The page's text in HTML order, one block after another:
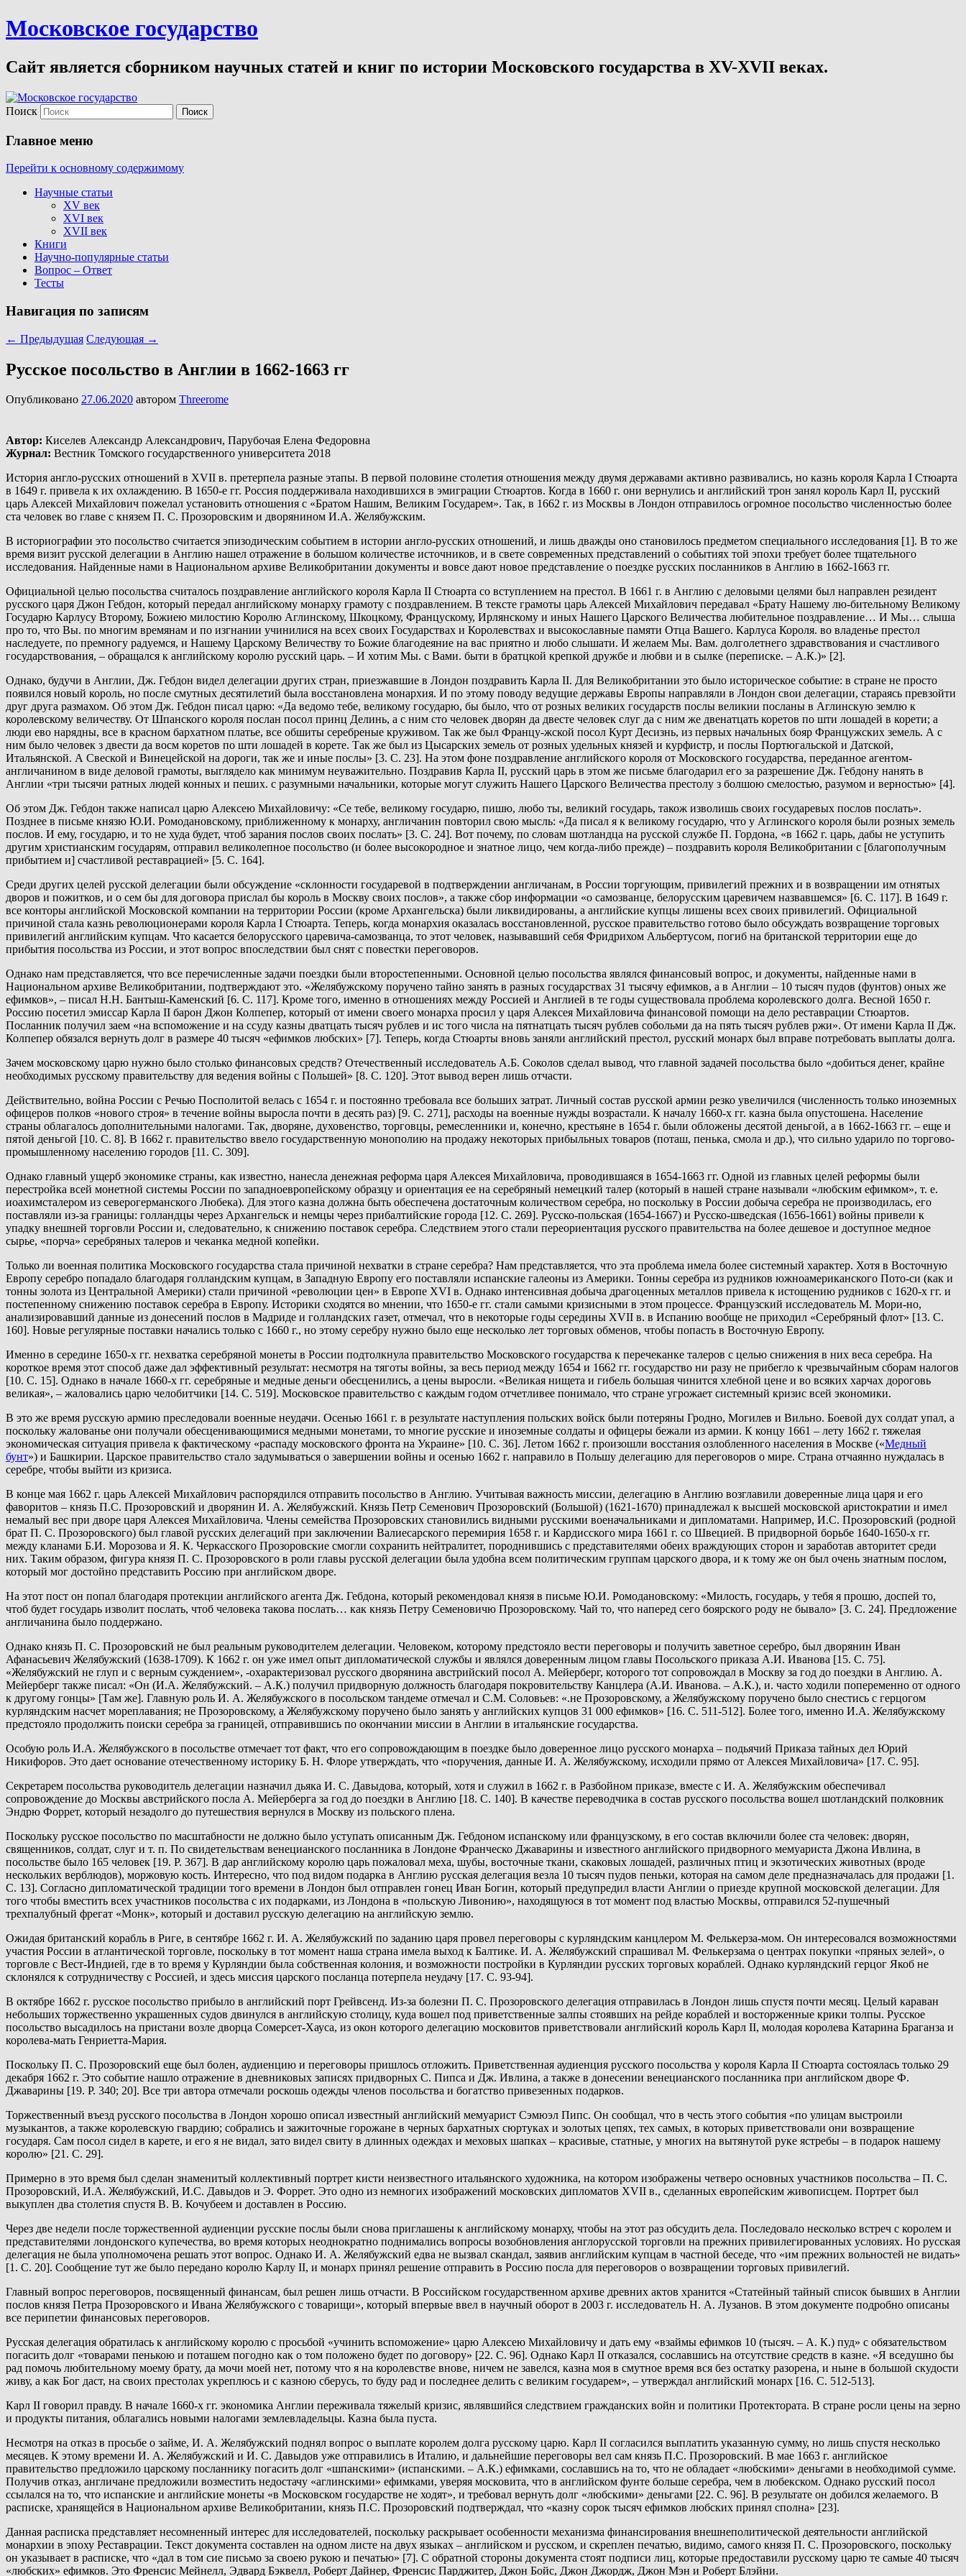
Московское государство
Сайт является сборником научных статей и книг по истории Московского государства в XV-XVII веках.
Поиск
Главное меню
Перейти к основному содержимому
Научные статьи
XV век
XVI век
XVII век
Книги
Научно-популярные статьи
Вопрос – Ответ
Тесты
Навигация по записям
← Предыдущая Следующая →
Русское посольство в Англии в 1662-1663 гг
Опубликовано 27.06.2020 автором Threerome
Автор: Киселев Александр Александрович, Парубочая Елена Федоровна
Журнал: Вестник Томского государственного университета 2018
История англо-русских отношений в XVII в. претерпела разные этапы. В первой половине столетия отношения между двумя державами активно развивались, но казнь короля Карла I Стюарта
в 1649 г. привела к их охлаждению. В 1650-е гг. Россия поддерживала находившихся в эмиграции Стюартов. Когда в 1660 г. они вернулись и английский трон занял король Карл II, русский
царь Алексей Михайлович пожелал установить отношения с «Братом Нашим, Великим Государем». Так, в 1662 г. из Москвы в Лондон отправилось огромное посольство численностью более
ста человек во главе с князем П. С. Прозоровским и дворянином И.А. Желябужским.
В историографии это посольство считается эпизодическим событием в истории англо-русских отношений, и лишь дважды оно становилось предметом специального исследования [1]. В то же
время визит русской делегации в Англию нашел отражение в большом количестве источников, и в свете современных представлений о событиях той эпохи требует более тщательного
исследования. Найденные нами в Национальном архиве Великобритании документы и вовсе дают новое представление о поездке русских посланников в Англию в 1662-1663 гг.
Официальной целью посольства считалось поздравление английского короля Карла II Стюарта со вступлением на престол. В 1661 г. в Англию с деловыми целями был направлен резидент
русского царя Джон Гебдон, который передал английскому монарху грамоту с поздравлением. В тексте грамоты царь Алексей Михайлович передавал «Брату Нашему лю-бительному Великому
Государю Карлусу Второму, Божиею милостию Королю Аглинскому, Шкоцкому, Францускому, Ирлянскому и иных Нашего Царского Величества любительное поздравление… И Мы… слыша
про то, что Вы. по многим времянам и по изгнании учинилися на всех своих Государствах и Королевствах и высокославные памяти Отца Вашего. Карлуса Короля. во владенье престол
наследуете, по премногу радуемся, и Нашему Царскому Величеству то Божие благодеяние на вас приятно и любо слышати. И желаем Мы. Вам. долголетнего здравствования и счастливого
государствования, – обращался к английскому королю русский царь. – И хотим Мы. с Вами. быти в братцкой крепкой дружбе и любви и в сылке (переписке. – А.К.)» [2].
Однако, будучи в Англии, Дж. Гебдон видел делегации других стран, приезжавшие в Лондон поздравить Карла II. Для Великобритании это было историческое событие: в стране не просто
появился новый король, но после смутных десятилетий была восстановлена монархия. И по этому поводу ведущие державы Европы направляли в Лондон свои делегации, стараясь превзойти
друг друга размахом. Об этом Дж. Гебдон писал царю: «Да ведомо тебе, великому государю, бы было, что от розных великих государств послы великии посланы в Аглинскую землю к
королевскому величеству. От Шпанского короля послан посол принц Делинь, а с ним сто человек дворян да двесте человек слуг да с ним же двенатцать коретов по шти лошадей в корети; а
люди ево нарядны, все в красном бархатном платье, все обшиты серебреные круживом. Так же был Францу-жской посол Курт Десизнь, из первых начальных бояр Францужских земель. А с
ним было человек з двести да восм коретов по шти лошадей в корете. Так же был из Цысарских земель от розных удельных князей и курфистр, и послы Портюгальской и Датской,
Итальянской. А Свеской и Винецейской на дороги, так же и иные послы» [3. С. 23]. На этом фоне поздравление английского короля от Московского государства, переданное агентом-
англичанином в виде деловой грамоты, выглядело как минимум неуважительно. Поздравив Карла II, русский царь в этом же письме благодарил его за разрешение Дж. Гебдону нанять в
Англии «три тысячи ратных людей конных и пеших. с разумными начальники, которые могут служить Нашего Царского Величества престолу з болшою смелостью, разумом и верностью» [4].
Об этом Дж. Гебдон также написал царю Алексею Михайловичу: «Се тебе, великому государю, пишю, любо ты, великий государь, також изволишь своих государевых послов послать».
Позднее в письме князю Ю.И. Ромодановскому, приближенному к монарху, англичанин повторил свою мысль: «Да писал я к великому государю, что у Аглинского короля были розных земель
послов. И ему, государю, и то не худа будет, чтоб зарания послов своих послать» [3. С. 24]. Вот почему, по словам шотландца на русской службе П. Гордона, «в 1662 г. царь, дабы не уступить
другим христианским государям, отправил великолепное посольство (и более высокородное и знатное лицо, чем когда-либо прежде) – поздравить короля Великобритании с [благополучным
прибытием и] счастливой реставрацией» [5. С. 164].
Среди других целей русской делегации были обсуждение «склонности государевой в подтверждении англичанам, в России торгующим, привилегий прежних и в возвращении им отнятых
дворов и пожитков, и о сем бы для договора прислал бы король в Москву своих послов», а также сбор информации «о самозванце, белорусским царевичем назвавшемся» [6. С. 117]. В 1649 г.
все конторы английской Московской компании на территории России (кроме Архангельска) были ликвидированы, а английские купцы лишены всех своих привилегий. Официальной
причиной стала казнь революционерами короля Карла I Стюарта. Теперь, когда монархия оказалась восстановленной, русское правительство готово было обсуждать возвращение торговых
привилегий английским купцам. Что касается белорусского царевича-самозванца, то этот человек, называвший себя Фридрихом Альбертусом, погиб на британской территории еще до
прибытия посольства из России, и этот вопрос впоследствии был снят с повестки переговоров.
Однако нам представляется, что все перечисленные задачи поездки были второстепенными. Основной целью посольства являлся финансовый вопрос, и документы, найденные нами в
Национальном архиве Великобритании, подтверждают это. «Желябужскому поручено тайно занять в разных государствах 31 тысячу ефимков, а в Англии – 10 тысяч пудов (фунтов) оных же
ефимков», – писал Н.Н. Бантыш-Каменский [6. С. 117]. Кроме того, именно в отношениях между Россией и Англией в те годы существовала проблема королевского долга. Весной 1650 г.
Россию посетил эмиссар Карла II барон Джон Колпепер, который от имени своего монарха просил у царя Алексея Михайловича финансовой помощи на дело реставрации Стюартов.
Посланник получил заем «на вспоможение и на ссуду казны дватцать тысяч рублев и ис того числа на пятнатцать тысяч рублев собольми да на пять тысяч рублев ржи». От имени Карла II Дж.
Колпепер обязался вернуть долг в размере 40 тысяч «ефимков любских» [7]. Теперь, когда Стюарты вновь заняли английский престол, русский монарх был вправе потребовать выплаты долга.
Зачем московскому царю нужно было столько финансовых средств? Отечественный исследователь А.Б. Соколов сделал вывод, что главной задачей посольства было «добиться денег, крайне
необходимых русскому правительству для ведения войны с Польшей» [8. С. 120]. Этот вывод верен лишь отчасти.
Действительно, война России с Речью Посполитой велась с 1654 г. и постоянно требовала все больших затрат. Личный состав русской армии резко увеличился (численность только иноземных
офицеров полков «нового строя» в течение войны выросла почти в десять раз) [9. С. 271], расходы на военные нужды возрастали. К началу 1660-х гг. казна была опустошена. Население
страны облагалось дополнительными налогами. Так, дворяне, духовенство, торговцы, ремесленники и, конечно, крестьяне в 1654 г. были обложены десятой деньгой, а в 1662-1663 гг. – еще и
пятой деньгой [10. С. 8]. В 1662 г. правительство ввело государственную монополию на продажу некоторых прибыльных товаров (поташ, пенька, смола и др.), что сильно ударило по торгово-
промышленному населению городов [11. С. 309].
Однако главный ущерб экономике страны, как известно, нанесла денежная реформа царя Алексея Михайловича, проводившаяся в 1654-1663 гг. Одной из главных целей реформы были
перестройка всей монетной системы России по западноевропейскому образцу и ориентация ее на серебряный немецкий талер (который в нашей стране называли «любским ефимком», т. е.
иоахимсталером из северогерманского Любека). Для этого казна должна быть обеспечена достаточным количеством серебра, но поскольку в России добыча серебра не производилась, его
поставляли из-за границы: голландцы через Архангельск и немцы через прибалтийские города [12. С. 269]. Русско-польская (1654-1667) и Русско-шведская (1656-1661) войны привели к
упадку внешней торговли России и, следовательно, к снижению поставок серебра. Следствием этого стали переориентация русского правительства на более дешевое и доступное медное
сырье, «порча» серебряных талеров и чеканка медной копейки.
Только ли военная политика Московского государства стала причиной нехватки в стране серебра? Нам представляется, что эта проблема имела более системный характер. Хотя в Восточную
Европу серебро попадало благодаря голландским купцам, в Западную Европу его поставляли испанские галеоны из Америки. Тонны серебра из рудников южноамериканского Пото-си (как и
тонны золота из Центральной Америки) стали причиной «революции цен» в Европе XVI в. Однако интенсивная добыча драгоценных металлов привела к истощению рудников с 1620-х гг. и
постепенному снижению поставок серебра в Европу. Историки сходятся во мнении, что 1650-е гг. стали самыми кризисными в этом процессе. Французский исследователь М. Мори-но,
анализировавший данные из донесений послов в Мадриде и голландских газет, отмечал, что в некоторые годы середины XVII в. в Испанию вообще не приходил «Серебряный флот» [13. С.
160]. Новые регулярные поставки начались только с 1660 г., но этому серебру нужно было еще несколько лет торговых обменов, чтобы попасть в Восточную Европу.
Именно в середине 1650-х гг. нехватка серебряной монеты в России подтолкнула правительство Московского государства к перечеканке талеров с целью снижения в них веса серебра. На
короткое время этот способ даже дал эффективный результат: несмотря на тяготы войны, за весь период между 1654 и 1662 гг. государство ни разу не прибегло к чрезвычайным сборам налогов
[10. С. 15]. Однако в начале 1660-х гг. серебряные и медные деньги обесценились, а цены выросли. «Великая нищета и гибель большая чинится хлебной цене и во всяких харчах дороговь
великая», – жаловались царю челобитчики [14. С. 519]. Московское правительство с каждым годом отчетливее понимало, что стране угрожает системный кризис всей экономики.
В это же время русскую армию преследовали военные неудачи. Осенью 1661 г. в результате наступления польских войск были потеряны Гродно, Могилев и Вильно. Боевой дух солдат упал, а
поскольку жалованье они получали обесценивающимися медными монетами, то многие русские и иноземные солдаты и офицеры бежали из армии. К концу 1661 – лету 1662 г. тяжелая
экономическая ситуация привела к фактическому «распаду московского фронта на Украине» [10. С. 36]. Летом 1662 г. произошли восстания озлобленного населения в Москве («Медный
бунт») и Башкирии. Царское правительство стало задумываться о завершении войны и осенью 1662 г. направило в Польшу делегацию для переговоров о мире. Страна отчаянно нуждалась в
серебре, чтобы выйти из кризиса.
В конце мая 1662 г. царь Алексей Михайлович распорядился отправить посольство в Англию. Учитывая важность миссии, делегацию в Англию возглавили доверенные лица царя и его
фаворитов – князь П.С. Прозоровский и дворянин И. А. Желябужский. Князь Петр Семенович Прозоровский (Большой) (1621-1670) принадлежал к высшей московской аристократии и имел
немалый вес при дворе царя Алексея Михайловича. Члены семейства Прозоровских становились видными русскими военачальниками и дипломатами. Например, И.С. Прозоровский (родной
брат П. С. Прозоровского) был главой русских делегаций при заключении Валиесарского перемирия 1658 г. и Кардисского мира 1661 г. со Швецией. В придворной борьбе 1640-1650-х гг.
между кланами Б.И. Морозова и Я. К. Черкасского Прозоровские смогли сохранить нейтралитет, породнившись с представителями обеих враждующих сторон и заработав авторитет среди
них. Таким образом, фигура князя П. С. Прозоровского в роли главы русской делегации была удобна всем политическим группам царского двора, и к тому же он был очень знатным послом,
который мог достойно представить Россию при английском дворе.
На этот пост он попал благодаря протекции английского агента Дж. Гебдона, который рекомендовал князя в письме Ю.И. Ромодановскому: «Милость, государь, у тебя я прошю, доспей то,
чтоб будет государь изволит послать, чтоб человека такова послать… как князь Петру Семеновичю Прозоровскому. Чай то, что наперед сего боярского роду не бывало» [3. С. 24]. Предложение
англичанина было поддержано.
Однако князь П. С. Прозоровский не был реальным руководителем делегации. Человеком, которому предстояло вести переговоры и получить заветное серебро, был дворянин Иван
Афанасьевич Желябужский (1638-1709). К 1662 г. он уже имел опыт дипломатической службы и являлся доверенным лицом главы Посольского приказа А.И. Иванова [15. С. 75].
«Желябужский не глуп и с верным суждением», -охарактеризовал русского дворянина австрийский посол А. Мейерберг, которого тот сопровождал в Москву за год до поездки в Англию. А.
Мейерберг также писал: «Он (И.А. Желябужский. – А.К.) получил придворную должность благодаря покровительству Канцлера (А.И. Иванова. – А.К.), и. часто ходили попеременно от одного
к другому гонцы» [Там же]. Главную роль И. А. Желябужского в посольском тандеме отмечал и С.М. Соловьев: «.не Прозоровскому, а Желябужскому поручено было снестись с герцогом
курляндским насчет мореплавания; не Прозоровскому, а Желябужскому поручено было занять у английских купцов 31 000 ефимков» [16. С. 511-512]. Более того, именно И.А. Желябужскому
предстояло продолжить поиски серебра за границей, отправившись по окончании миссии в Англии в итальянские государства.
Особую роль И.А. Желябужского в посольстве отмечает тот факт, что его сопровождающим в поездке было доверенное лицо русского монарха – подьячий Приказа тайных дел Юрий
Никифоров. Это дает основание отечественному историку Б. Н. Флоре утверждать, что «поручения, данные И. А. Желябужскому, исходили прямо от Алексея Михайловича» [17. С. 95].
Секретарем посольства руководитель делегации назначил дьяка И. С. Давыдова, который, хотя и служил в 1662 г. в Разбойном приказе, вместе с И. А. Желябужским обеспечивал
сопровождение до Москвы австрийского посла А. Мейерберга за год до поездки в Англию [18. С. 140]. В качестве переводчика в состав русского посольства вошел шотландский полковник
Эндрю Форрет, который незадолго до путешествия вернулся в Москву из польского плена.
Поскольку русское посольство по масштабности не должно было уступать описанным Дж. Гебдоном испанскому или французскому, в его состав включили более ста человек: дворян,
священников, солдат, слуг и т. п. По свидетельствам венецианского посланника в Лондоне Франческо Джаварины и известного английского придворного мемуариста Джона Ивлина, в
посольстве было 165 человек [19. Р. 367]. В дар английскому королю царь пожаловал меха, шубы, восточные ткани, скаковых лошадей, различных птиц и экзотических животных (вроде
нескольких верблюдов), моржовую кость. Интересно, что под видом подарка в Англию русская делегация везла 10 тысяч пудов пеньки, которая на самом деле предназначалась для продажи [1.
С. 13]. Согласно дипломатической традиции того времени в Лондон был отправлен гонец Иван Богин, который предупредил власти Англии о приезде крупной московской делегации. Для
того чтобы вместить всех участников посольства с их подарками, из Лондона в «польскую Ливонию», находящуюся в тот момент под властью Москвы, отправился 52-пушечный
трехпалубный фрегат «Монк», который и доставил русскую делегацию на английскую землю.
Ожидая британский корабль в Риге, в сентябре 1662 г. И. А. Желябужский по заданию царя провел переговоры с курляндским канцлером М. Фелькерза-мом. Он интересовался возможностями
участия России в атлантической торговле, поскольку в тот момент наша страна имела выход к Балтике. И. А. Желябужский спрашивал М. Фелькерзама о центрах покупки «пряных зелей», о
торговле с Вест-Индией, где в то время у Курляндии была собственная колония, и возможности постройки в Курляндии русских торговых кораблей. Однако курляндский герцог Якоб не
склонялся к сотрудничеству с Россией, и здесь миссия царского посланца потерпела неудачу [17. С. 93-94].
В октябре 1662 г. русское посольство прибыло в английский порт Грейвсенд. Из-за болезни П. С. Прозоровского делегация отправилась в Лондон лишь спустя почти месяц. Целый караван
небольших торжественно украшенных судов двинулся в английскую столицу, куда вошел под приветственные залпы стоявших на рейде кораблей и восторженные крики толпы. Русское
посольство высадилось на пристани возле дворца Сомерсет-Хауса, из окон которого делегацию московитов приветствовали английский король Карл II, молодая королева Катарина Браганза и
королева-мать Генриетта-Мария.
Поскольку П. С. Прозоровский еще был болен, аудиенцию и переговоры пришлось отложить. Приветственная аудиенция русского посольства у короля Карла II Стюарта состоялась только 29
декабря 1662 г. Это событие нашло отражение в дневниковых записях придворных С. Пипса и Дж. Ивлина, а также в донесении венецианского посланника при английском дворе Ф.
Джаварины [19. Р. 340; 20]. Все три автора отмечали роскошь одежды членов посольства и богатство привезенных подарков.
Торжественный въезд русского посольства в Лондон хорошо описал известный английский мемуарист Сэмюэл Пипс. Он сообщал, что в честь этого события «по улицам выстроили
музыкантов, а также королевскую гвардию; собрались и зажиточные горожане в черных бархатных сюртуках и золотых цепях, тех самых, в которых приветствовали они возвращение
государя. Сам посол сидел в карете, и его я не видал, зато видел свиту в длинных одеждах и меховых шапках – красивые, статные, у многих на вытянутой руке ястребы – в подарок нашему
королю» [21. С. 29].
Примерно в это время был сделан знаменитый коллективный портрет кисти неизвестного итальянского художника, на котором изображены четверо основных участников посольства – П. С.
Прозоровский, И.А. Желябужский, И.С. Давыдов и Э. Форрет. Это одно из немногих изображений московских дипломатов XVII в., сделанных европейским живописцем. Портрет был
выкуплен два столетия спустя В. В. Кочубеем и доставлен в Россию.
Через две недели после торжественной аудиенции русские послы были снова приглашены к английскому монарху, чтобы на этот раз обсудить дела. Последовало несколько встреч с королем и
представителями лондонского купечества, во время которых неоднократно поднимались вопросы возобновления англорусской торговли на прежних привилегированных условиях. Но русская
делегация не была уполномочена решать этот вопрос. Однако И. А. Желябужский едва не вызвал скандал, заявив английским купцам в частной беседе, что «им прежних вольностей не видать»
[1. С. 20]. Сообщение тут же было передано королю Карлу II, и монарх принял решение отправить в Россию посла для переговоров о возвращении торговых привилегий.
Главный вопрос переговоров, посвященный финансам, был решен лишь отчасти. В Российском государственном архиве древних актов хранится «Статейный тайный список бывших в Англии
послов князя Петра Прозоровского и Ивана Желябужского с товарищи», который впервые ввел в научный оборот в 2003 г. исследователь Н. А. Лузанов. В этом документе подробно описаны
все перипетии финансовых переговоров.
Русская делегация обратилась к английскому королю с просьбой «учинить вспоможение» царю Алексею Михайловичу и дать ему «взаймы ефимков 10 (тысяч. – А. К.) пуд» с обязательством
погасить долг «товарами пенькою и поташем погодно как о том положено будет по договору» [22. С. 96]. Однако Карл II отказался, сославшись на отсутствие средств в казне. «Я вседушно бы
рад помочь любительному моему брату, да мочи моей нет, потому что я на королевстве внове, ничем не завелся, казна моя в смутное время вся без остатку разорена, и ныне в большой скудости
живу, а как Бог даст, на своих престолах укреплюсь и с казною сберусь, то буду рад и последнее делить с великим государем», – утверждал английский монарх [16. С. 512-513].
Карл II говорил правду. В начале 1660-х гг. экономика Англии переживала тяжелый кризис, являвшийся следствием гражданских войн и политики Протектората. В стране росли цены на зерно
и продукты питания, облагались новыми налогами землевладельцы. Казна была пуста.
Несмотря на отказ в просьбе о займе, И. А. Желябужский поднял вопрос о выплате королем долга русскому царю. Карл II согласился выплатить указанную сумму, но лишь спустя несколько
месяцев. К этому времени И. А. Желябужский и И. С. Давыдов уже отправились в Италию, и дальнейшие переговоры вел сам князь П.С. Прозоровский. В мае 1663 г. английское
правительство предложило царскому посланнику погасить долг «шпанскими» (испанскими. – А.К.) ефимками, сославшись на то, что не обладает «любскими» деньгами в необходимой сумме.
Получив отказ, англичане предложили возместить недостачу «аглинскими» ефимками, уверяя московита, что в английском фунте больше серебра, чем в любекском. Однако русский посол
ссылался на то, что испанские и английские монеты «в Московском государстве не ходят», и требовал вернуть долг «любскими» деньгами [22. С. 96]. В результате он добился желаемого. В
расписке, хранящейся в Национальном архиве Великобритании, князь П.С. Прозоровский подтверждал, что «казну сорок тысяч ефимков любских принял сполна» [23].
Данная расписка представляет несомненный интерес для исследователей, поскольку раскрывает особенности механизма финансирования внешнеполитической деятельности английской
монархии в эпоху Реставрации. Текст документа составлен на одном листе на двух языках – английском и русском, и скреплен печатью, видимо, самого князя П. С. Прозоровского, поскольку
он указывает в расписке, что «дал в том сие письмо за своею рукою и печатью» [7]. С обратной стороны документа стоят подписи лиц, которые предоставили русскому царю те самые 40 тысяч
«любских» ефимков. Это Френсис Мейнелл, Эдвард Бэквелл, Роберт Дайнер, Френсис Парджитер, Джон Бойс, Джон Джордж, Джон Мэн и Роберт Блэйни.